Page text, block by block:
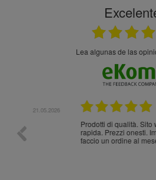
Lea algunas de las
Prodotti di qualità. Sito web user-
rapida. Prezzi onesti. Imballaggio
faccio un ordine al mese e sono